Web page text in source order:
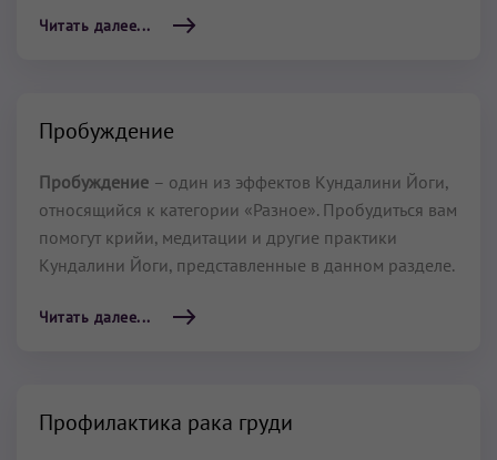
Читать далее...
Пробуждение
Пробуждение – один из эффектов Кундалини Йоги,
относящийся к категории «Разное». Пробудиться вам
помогут крийи, медитации и другие практики
Кундалини Йоги, представленные в данном разделе.
Читать далее...
Профилактика рака груди